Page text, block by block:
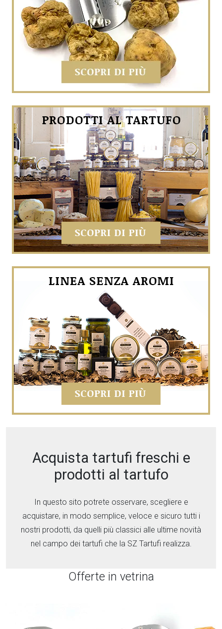
Acquista tartufi freschi e
prodotti al tartufo
In questo sito potrete osservare, scegliere e
acquistare, in modo semplice, veloce e sicuro tutti i
nostri prodotti, da quelli più classici alle ultime novità
nel campo dei tartufi che la SZ Tartufi realizza.
Offerte in vetrina